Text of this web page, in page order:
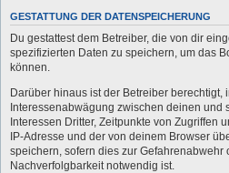
GESTATTUNG DER DATENSPEICHERUNG
Du gestattest dem Betreiber, die von dir
spezifizierten Daten zu speichern, um das
können.
Darüber hinaus ist der Betreiber berechtigt,
Interessenabwägung zwischen deinen und
Interessen Dritter, Zeitpunkte von Zugriffen
IP-Adresse und der von deinem Browser
speichern, sofern dies zur Gefahrenabwehr
Nachverfolgbarkeit notwendig ist.